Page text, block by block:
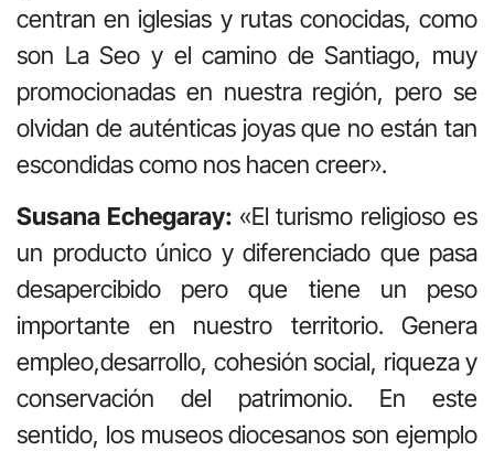
centran en iglesias y rutas conocidas, como
son La Seo y el camino de Santiago, muy
promocionadas en nuestra región, pero se
olvidan de auténticas joyas que no están tan
escondidas como nos hacen creer».
Susana Echegaray: «El turismo religioso es
un producto único y diferenciado que pasa
desapercibido pero que tiene un peso
importante en nuestro territorio. Genera
empleo,desarrollo, cohesión social, riqueza y
conservación del patrimonio. En este
sentido, los museos diocesanos son ejemplo